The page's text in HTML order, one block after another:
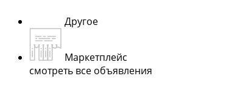
Другое
Маркетплейс
смотреть все объявления